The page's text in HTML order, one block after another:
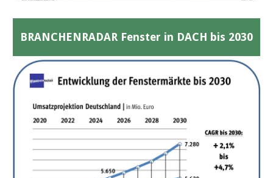
BRANCHENRADAR Fenster in DACH bis 2030